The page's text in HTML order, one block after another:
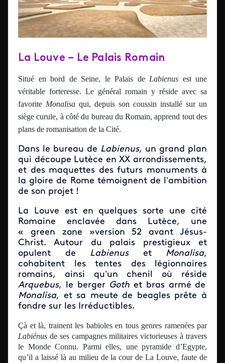
La Louve – Le Palais Romain
Situé en bord de Seine, le Palais de Labienus est une
véritable forteresse. Le général romain y réside avec sa
favorite Monalisa qui, depuis son coussin installé sur un
siège curule, à côté du bureau du Romain, apprend tout des
plans de romanisation de la Cité.
Dans le bureau de Labienus, un grand plan
qui découpe Lutèce en XX arrondissements,
et des maquettes des futurs monuments à
la gloire de Rome témoignent de l’ambition
de son projet !
La Louve est en quelques sorte une cité
Romaine enclavée dans Lutèce, une
« green zone »version 52 avant Jésus-
Christ. Autour du palais prestigieux et
opulent de Labienuset Monalisa,
cohabitent les tentes des légionnaires
romains, ainsi qu’un chenil où réside
Arquebus, le berger Goth et bras armé de
Monalisa, et sa meute de beagles prête à
fondre sur les Irréductibles.
Çà et là, trainent les babioles en tous genres ramenées par
Labiénus de ses campagnes militaires victorieuses à travers
le Monde Connu. Parmi elles, une pyramide d’Egypte,
qu’il a laissé là au milieu de la cour de La Louve, faute de